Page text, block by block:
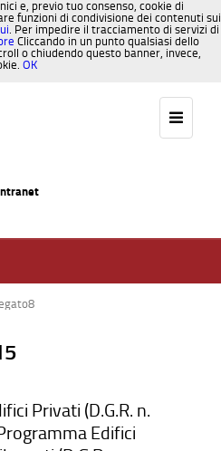
e, previo tuo consenso, cookie di
funzioni di condivisione dei contenuti sui
. Per impedire il tracciamento di servizi di
Cliccando in un punto qualsiasi dello
o chiudendo questo banner, invece,
OK
Privati (D.G.R. n.
Edifici